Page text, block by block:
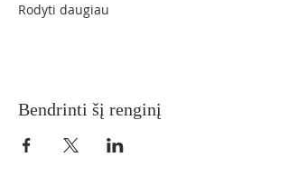
Rodyti daugiau
Bendrinti šį renginį